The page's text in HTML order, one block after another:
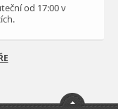
od 17:00 v